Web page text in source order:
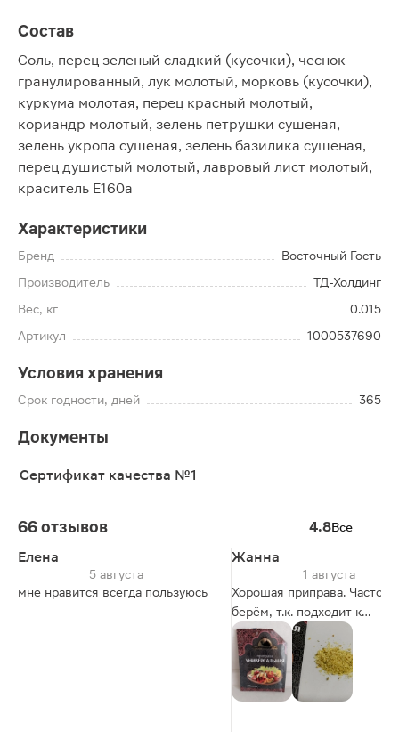
Состав
Соль, перец зеленый сладкий (кусочки), чеснок
гранулированный, лук молотый, морковь (кусочки),
куркума молотая, перец красный молотый,
кориандр молотый, зелень петрушки сушеная,
зелень укропа сушеная, зелень базилика сушеная,
перец душистый молотый, лавровый лист молотый,
краситель Е160а
Характеристики
Бренд
Восточный Гость
Производитель
ТД-Холдинг
Вес, кг
0.015
Артикул
1000537690
Условия хранения
Срок годности, дней 365
Документы
Сертификат качества №1
66 отзывов 4.8Все
Елена
5 августа
мне нравится всегда пользуюсь
Жанна
1 августа
Хорошая приправа. Часто
берём, т.к. подходит к
большинству блюд и цена
кусается.